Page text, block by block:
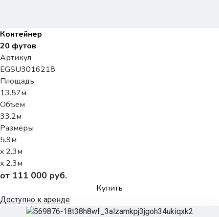
Контейнер
20 футов
Артикул
EGSU3016218
Площадь
13.57м
Объем
33.2м
Размеры
5.9м
x 2.3м
x 2.3м
от 111 000 руб.
Купить
Доступно к аренде